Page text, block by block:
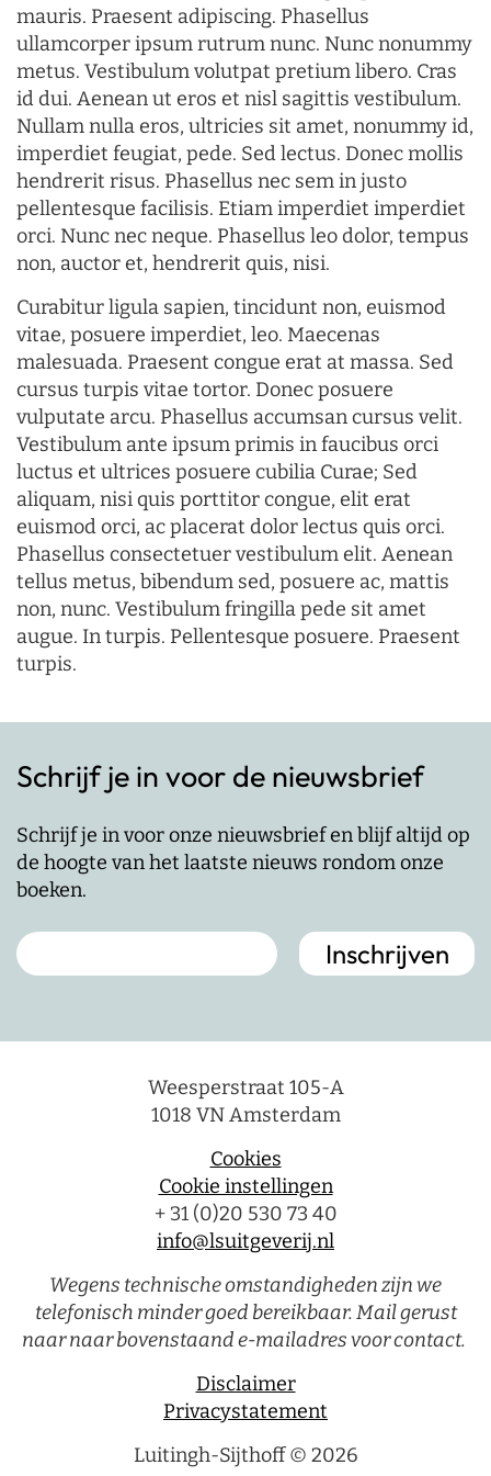
mauris. Praesent adipiscing. Phasellus
ullamcorper ipsum rutrum nunc. Nunc nonummy
metus. Vestibulum volutpat pretium libero. Cras
id dui. Aenean ut eros et nisl sagittis vestibulum.
Nullam nulla eros, ultricies sit amet, nonummy id,
imperdiet feugiat, pede. Sed lectus. Donec mollis
hendrerit risus. Phasellus nec sem in justo
pellentesque facilisis. Etiam imperdiet imperdiet
orci. Nunc nec neque. Phasellus leo dolor, tempus
non, auctor et, hendrerit quis, nisi.
Curabitur ligula sapien, tincidunt non, euismod
vitae, posuere imperdiet, leo. Maecenas
malesuada. Praesent congue erat at massa. Sed
cursus turpis vitae tortor. Donec posuere
vulputate arcu. Phasellus accumsan cursus velit.
Vestibulum ante ipsum primis in faucibus orci
luctus et ultrices posuere cubilia Curae; Sed
aliquam, nisi quis porttitor congue, elit erat
euismod orci, ac placerat dolor lectus quis orci.
Phasellus consectetuer vestibulum elit. Aenean
tellus metus, bibendum sed, posuere ac, mattis
non, nunc. Vestibulum fringilla pede sit amet
augue. In turpis. Pellentesque posuere. Praesent
turpis.
Schrijf je in voor de nieuwsbrief
Schrijf je in voor onze nieuwsbrief en blijf altijd op
de hoogte van het laatste nieuws rondom onze
boeken.
Weesperstraat 105-A
1018 VN Amsterdam
Cookies
Cookie instellingen
+ 31 (0)20 530 73 40
info@lsuitgeverij.nl
Wegens technische omstandigheden zijn we
telefonisch minder goed bereikbaar. Mail gerust
naar naar bovenstaand e-mailadres voor contact.
Disclaimer
Privacystatement
Luitingh-Sijthoff © 2026